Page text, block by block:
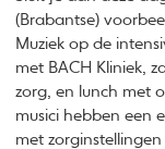
(Brabantse)
Muziek op de
met BACH Kliniek,
zorg, en lunch met
musici hebben een
met